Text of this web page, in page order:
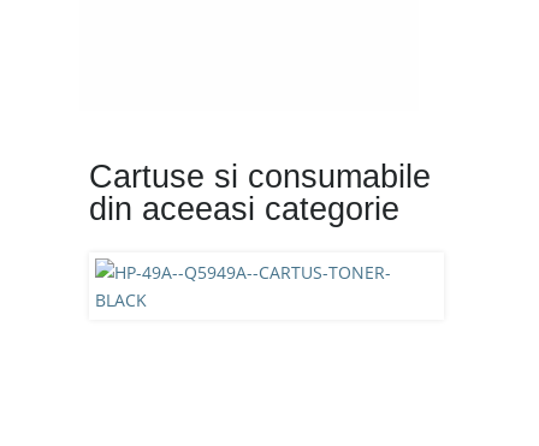
Cartuse si consumabile
din aceeasi categorie